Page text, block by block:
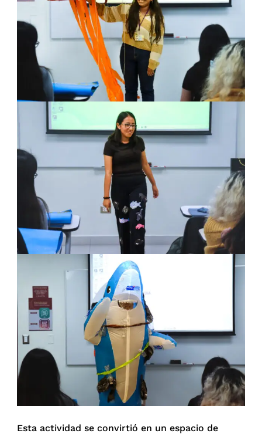
Esta actividad se convirtió en un espacio de